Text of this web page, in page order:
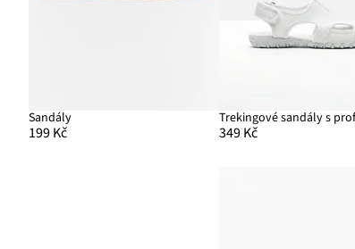
Sandály
199 Kč 349 Kč